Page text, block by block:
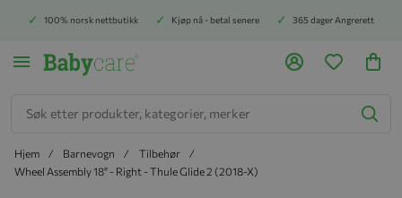
100% norsk nettbutikk Kjøp nå - betal senere 365 dager Angrerett
Hjem Barnevogn
Tilbehør
Wheel Assembly 18" - Right - Thule Glide 2 (2018-X)